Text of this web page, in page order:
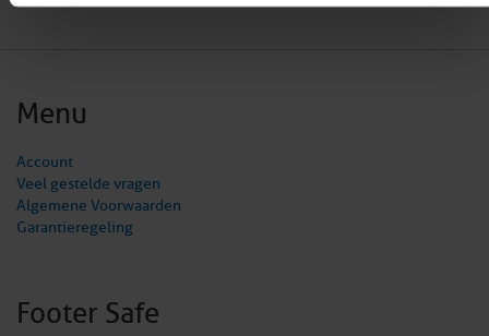
Menu
Account
Veel gestelde vragen
Algemene Voorwaarden
Garantieregeling
Footer Safe